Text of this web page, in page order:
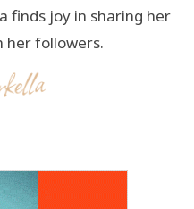
finds joy in sharing her
her followers.